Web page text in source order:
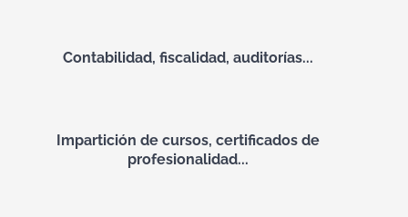
Contabilidad, fiscalidad, auditorías...
Impartición de cursos, certificados de
profesionalidad...